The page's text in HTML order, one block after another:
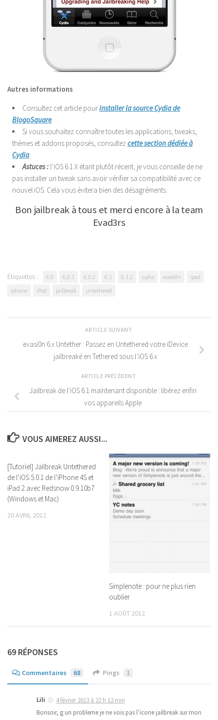
Autres informations
Consultez cet article pourinstaller la source Cydia de
BlogoSquare.
Si vous souhaitez connaître toutes les applications, tweaks,
thèmes et addons proposés, consultez cette section dédiée à
Cydia
Astuces : l’iOS 6.1.X étant plutôt récent, je vous conseille de ne
pas installer un tweak sans avoir vérifier sa compatibilité avec ce
nouvel iOS. Cela vous évitera bien des désagréments.
Bon jailbreak à tous et merci encore à la team
Evad3rs
Étiquettes : 6.0 6.0.1 6.0.2 6.1 6.1.2 cydia evasi0n
ipad
iphone
iPod jailbreak untethered
ARTICLE SUIVANT
evasi0n 6.x Untether : Passez en Untethered votre iDevice
jailbreaké en Tethered sous l’iOS 6.x
ARTICLE PRÉCÉDENT
Jailbreak de l’iOS 6.1 maintenant disponible : libérez enfin
vos appareils Apple
VOUS AIMEREZ AUSSI...
[Tutoriel] Jailbreak Untethered
de l’iOS 5.0.1 de l’iPhone 4S et
iPad 2 avec Redsnow 0.9.10b7
(Windows et Mac)
20 AVRIL 2012
Simplenote : pour ne plus rien
oublier
1 AOÛT 2012
69 RÉPONSES
Commentaires 68 Pings 1
Lili
4 février 2013 à 22 h 12 min
Bonsoir, g un probleme je ne vois pas l’icone jailbreak sur mon